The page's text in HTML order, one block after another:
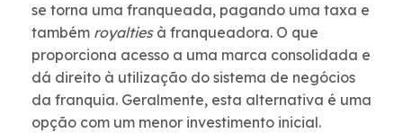
se torna uma franqueada, pagando uma taxa e
também royalties à franqueadora. O que
proporciona acesso a uma marca consolidada e
dá direito à utilização do sistema de negócios
da franquia. Geralmente, esta alternativa é uma
opção com um menor investimento inicial.